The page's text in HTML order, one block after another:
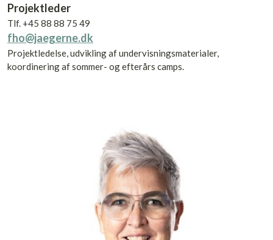
Projektleder
Tlf. +45 88 88 75 49
fho@jaegerne.dk
Projektledelse, udvikling af undervisningsmaterialer,
koordinering af sommer- og efterårs camps.